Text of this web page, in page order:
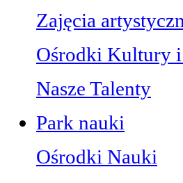
Zajęcia
Ośrodki Kultury
Nasze Talenty
Park nauki
Ośrodki Nauki